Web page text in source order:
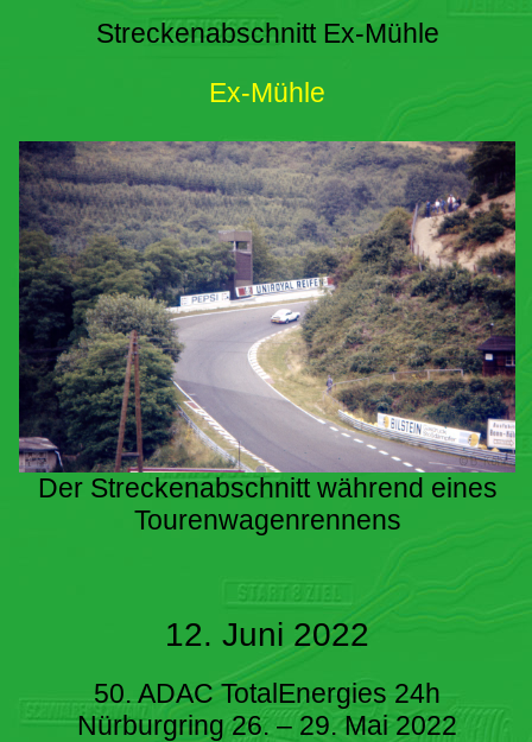
Streckenabschnitt Ex-Mühle
Ex-Mühle
Der Streckenabschnitt während eines
Tourenwagenrennens
12. Juni 2022
50. ADAC TotalEnergies 24h
Nürburgring 26. – 29. Mai 2022